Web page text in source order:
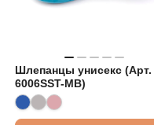
Шлепанцы унисекс (Арт.
6006SST-MB)